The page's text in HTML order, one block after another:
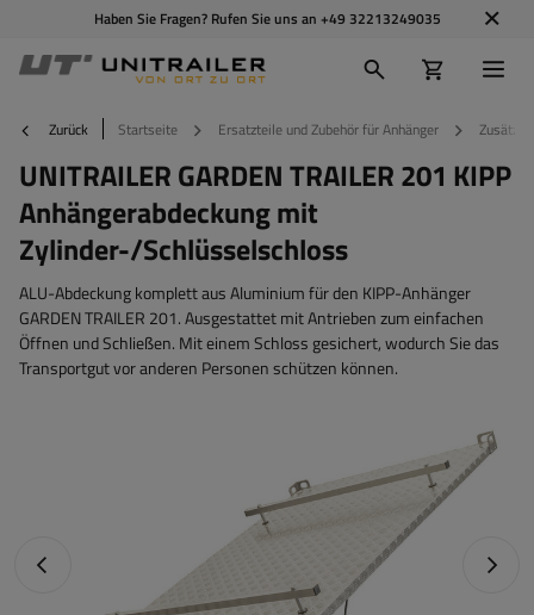
Haben Sie Fragen? Rufen Sie uns an +49 32213249035
Zurück Startseite Ersatzteile und Zubehör für Anhänger
UNITRAILER GARDEN TRAILER 201 KIPP
Anhängerabdeckung mit
Zylinder-/Schlüsselschloss
ALU-Abdeckung komplett aus Aluminium für den KIPP-Anhänger
GARDEN TRAILER 201. Ausgestattet mit Antrieben zum einfachen
Öffnen und Schließen. Mit einem Schloss gesichert, wodurch Sie das
Transportgut vor anderen Personen schützen können.
Vorheriges Foto